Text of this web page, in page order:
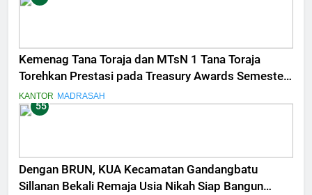
Kemenag Tana Toraja dan MTsN 1 Tana Toraja
Torehkan Prestasi pada Treasury Awards Semester
II 2025
KANTOR MADRASAH
55
Dengan BRUN, KUA Kecamatan Gandangbatu
Sillanan Bekali Remaja Usia Nikah Siap Bangun